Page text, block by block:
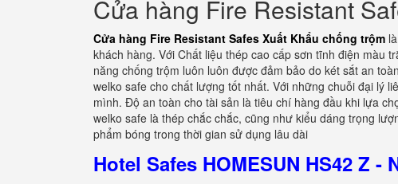
Cửa hàng Fire Resistant
Cửa hàng Fire Resistant Safes Xuất Khẩu chống trộm
khách hàng. Với Chất liệu thép cao cấp sơn tĩnh điện màu
năng chống trộm luôn luôn được đảm bảo do két sắt an
welko safe cho chất lượng tốt nhất. Với những chuỗi đại lý
mình. Độ an toàn cho tài sản là tiêu chí hàng đầu khi lựa
welko safe là thép chắc chắc, cũng như kiểu dáng trọng
phẩm bóng trong thời gian sử dụng lâu dài
Hotel Safes HOMESUN HS42 Z